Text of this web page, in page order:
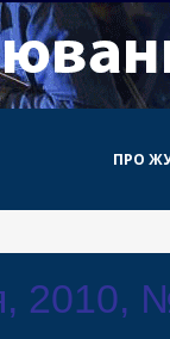
ПРО
2010,